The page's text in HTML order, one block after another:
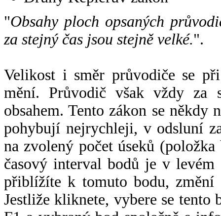
"Obsahy ploch opsaných
za stejný čas jsou stejně velké.".
Velikost i směr průvodiče se
mění. Průvodič však vždy za
obsahem. Tento zákon se někdy
pohybují nejrychleji, v odsluní
na zvolený počet úseků
časový interval bodů je v
přiblížíte k tomuto bodu,
Jestliže kliknete, vybere se tento